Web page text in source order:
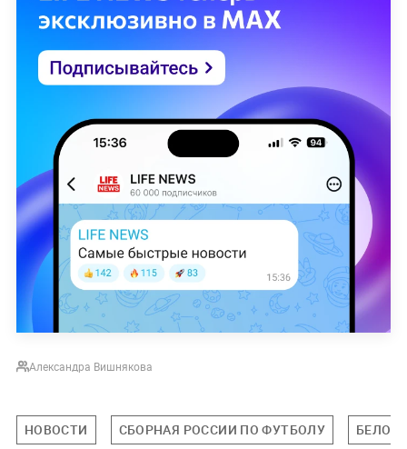
Александра Вишнякова
НОВОСТИ СБОРНАЯ РОССИИ ПО ФУТБОЛУ